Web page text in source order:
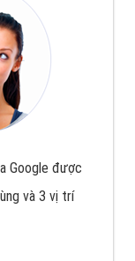
doanh nghiệp